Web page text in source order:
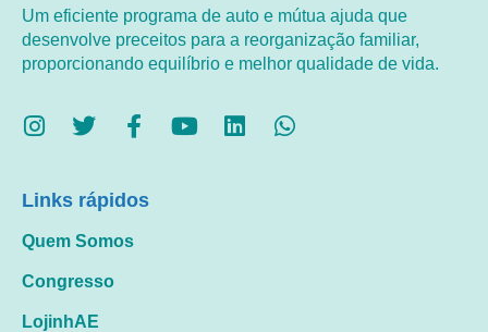
Um eficiente programa de auto e mútua ajuda que
desenvolve preceitos para a reorganização familiar,
proporcionando equilíbrio e melhor qualidade de vida.
Links rápidos
Quem Somos
Congresso
LojinhAE